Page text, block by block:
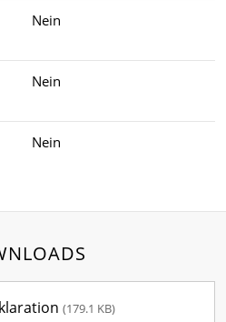
Nein
Nein
Nein
(179.1 KB)